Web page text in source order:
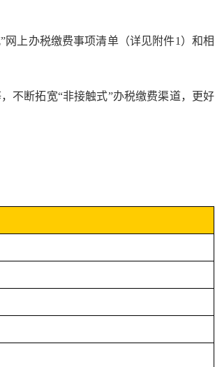
上办税缴费事项清单（详见附件1）和相
不断拓宽“非接触式”办税缴费渠道，更好